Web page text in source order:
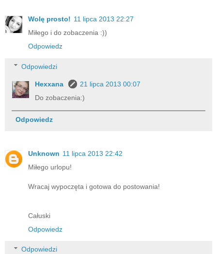
Wolę prosto! 11 lipca 2013 22:27
Miłego i do zobaczenia :))
Odpowiedz
Odpowiedzi
Hexxana
21 lipca 2013 00:07
Do zobaczenia:)
Odpowiedz
Unknown 11 lipca 2013 22:42
Miłego urlopu!
Wracaj wypoczęta i gotowa do postowania!
Całuski
Odpowiedz
Odpowiedzi